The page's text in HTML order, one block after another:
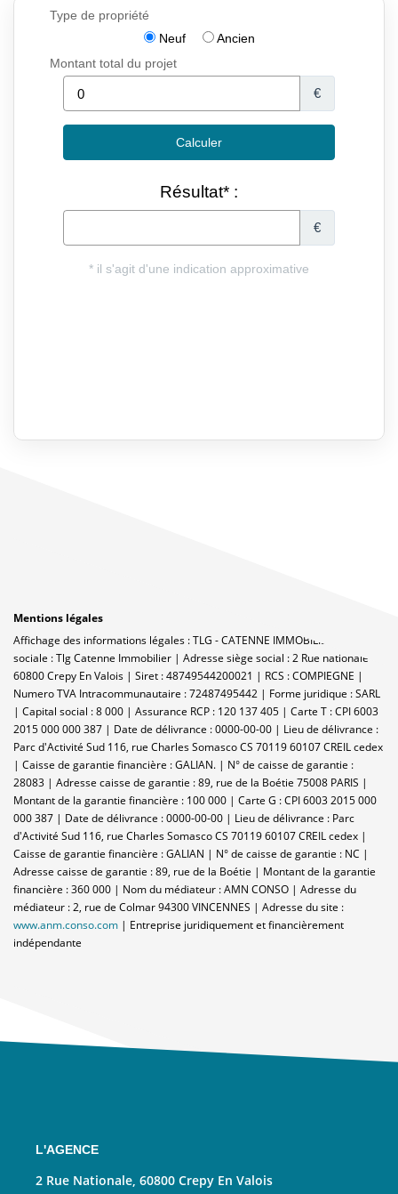
Mentions légales
Affichage des informations légales : TLG - CATENNE IMMOBILIER | Raison
sociale : Tlg Catenne Immobilier | Adresse siège social : 2 Rue nationale -
60800 Crepy En Valois | Siret : 48749544200021 | RCS : COMPIEGNE |
Numero TVA Intracommunautaire : 72487495442 | Forme juridique : SARL
| Capital social : 8 000 | Assurance RCP : 120 137 405 | Carte T : CPI 6003
2015 000 000 387 | Date de délivrance : 0000-00-00 | Lieu de délivrance :
Parc d'Activité Sud 116, rue Charles Somasco CS 70119 60107 CREIL cedex
| Caisse de garantie financière : GALIAN. | N° de caisse de garantie :
28083 | Adresse caisse de garantie : 89, rue de la Boétie 75008 PARIS |
Montant de la garantie financière : 100 000 | Carte G : CPI 6003 2015 000
000 387 | Date de délivrance : 0000-00-00 | Lieu de délivrance : Parc
d'Activité Sud 116, rue Charles Somasco CS 70119 60107 CREIL cedex |
Caisse de garantie financière : GALIAN | N° de caisse de garantie : NC |
Adresse caisse de garantie : 89, rue de la Boétie | Montant de la garantie
financière : 360 000 | Nom du médiateur : AMN CONSO | Adresse du
médiateur : 2, rue de Colmar 94300 VINCENNES | Adresse du site :
www.anm.conso.com | Entreprise juridiquement et financièrement
indépendante
L'AGENCE
2 Rue Nationale, 60800 Crepy En Valois